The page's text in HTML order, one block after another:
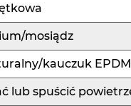
mosiądz
kauczuk EPDM
lub spuścić